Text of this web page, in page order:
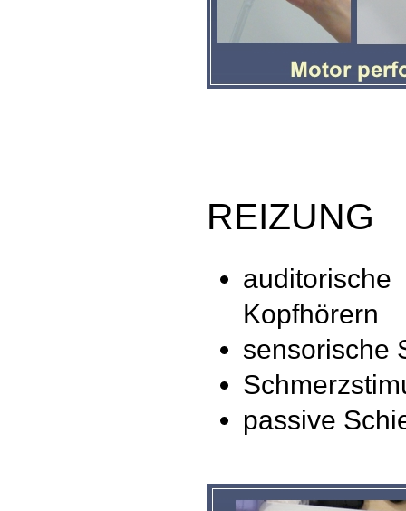
REIZUNG
Kopfhörern
sensorische
passive